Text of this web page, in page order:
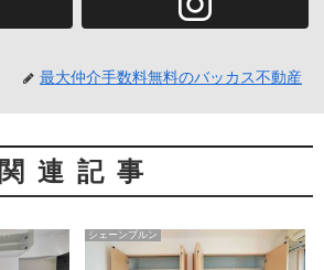
最大仲介手数料無料のバッカス不動産
関連記事
シェーンブルン